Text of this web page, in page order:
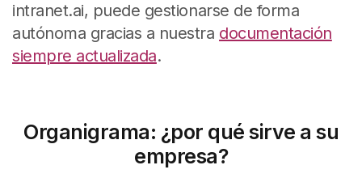
intranet.ai, puede gestionarse de forma
autónoma gracias a nuestra documentación
siempre actualizada.
Organigrama: ¿por qué sirve a su
empresa?